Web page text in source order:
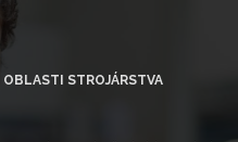
STROJÁRSTVA